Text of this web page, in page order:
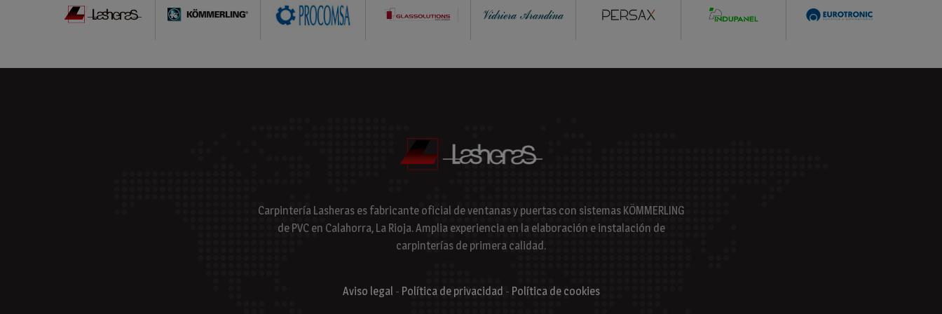
Carpintería Lasheras es fabricante oficial de ventanas y puertas con sistemas KÖMMERLING
de PVC en Calahorra, La Rioja. Amplia experiencia en la elaboración e instalación de
carpinterías de primera calidad.
Aviso legal - Política de privacidad - Política de cookies